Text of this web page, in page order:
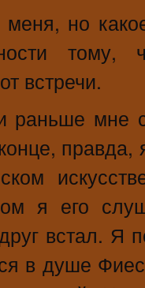
но
встречи.
раньше мне
я его
встал. Я
в душе